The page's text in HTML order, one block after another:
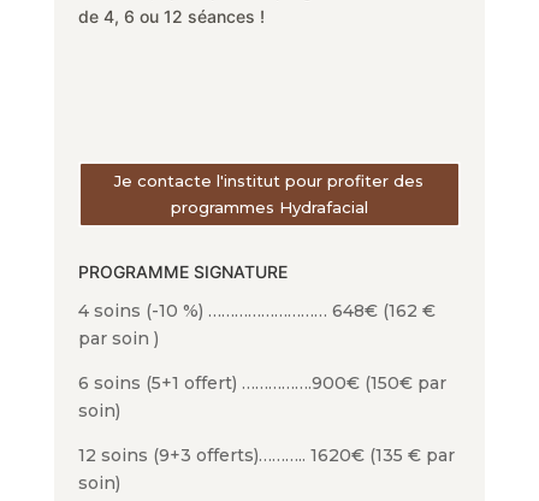
de 4, 6 ou 12 séances !
Je contacte l'institut pour profiter des
programmes Hydrafacial
PROGRAMME SIGNATURE
4 soins (-10 %) ……………………… 648€ (162 €
par soin )
6 soins (5+1 offert) …………….900€ (150€ par
soin)
12 soins (9+3 offerts)……….. 1620€ (135 € par
soin)